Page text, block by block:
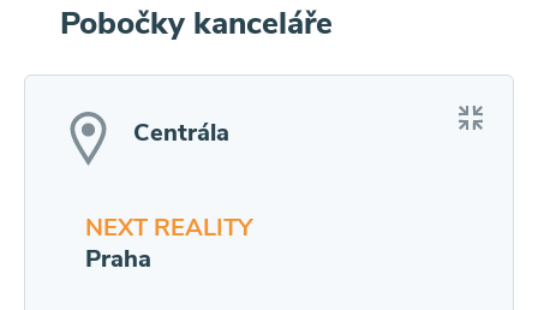
Pobočky kanceláře
Centrála
NEXT REALITY
Praha